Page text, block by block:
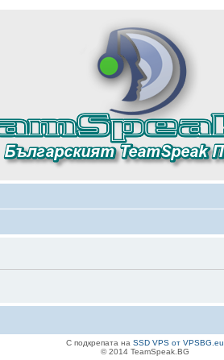
С подкрепата на SSD VPS от VPSBG.eu
© 2014 TeamSpeak.BG